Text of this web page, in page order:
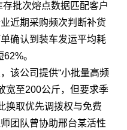
批次熔点数据匹配客户
近期采购频次判断补货
确认到装车发运平均耗
。
该公司提供“小批量高频
宽至200公斤，但要求季
换取优先调拨权与免费
团队曾协助邢台某活性